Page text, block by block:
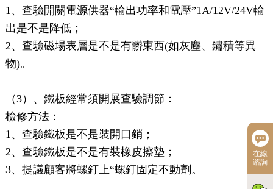
1、查驗開關電源供器“輸出功率和電壓”1A/12V/24V輸
出是不是降低；
2、查驗磁場表層是不是有髒東西(如灰塵、鏽積等異
物)。
（3）、鐵板經常須開展查驗調節：
檢修方法：
1、查驗鐵板是不是裝開口銷；
2、查驗鐵板是不是有裝橡皮擦墊；
3、提議顧客將螺釘上“螺釘固定不動劑。
在線
谘詢